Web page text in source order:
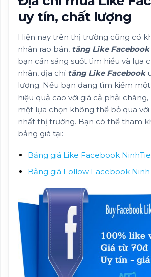
uy tín, chất lượng
Hiện nay trên thị trường cũng có
nhân rao bán, tăng Like Facebook
bạn cần sáng suốt tìm hiểu và lựa
nhân, địa chỉ tăng Like Facebook
lượng. Nếu bạn đang tìm kiếm
hiệu quả cao với giá cả phải chăng,
một lựa chọn không thể bỏ qua
nhất thị trường. Bạn có thể tham
bảng giá tại:
Bảng giá Like Facebook
Bảng giá Follow Facebook